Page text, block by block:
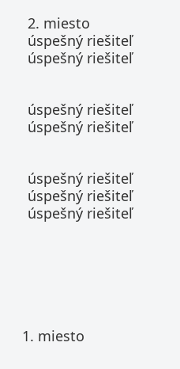
2. miesto
úspešný riešiteľ
úspešný riešiteľ
úspešný riešiteľ
úspešný riešiteľ
úspešný riešiteľ
úspešný riešiteľ
úspešný riešiteľ
1. miesto